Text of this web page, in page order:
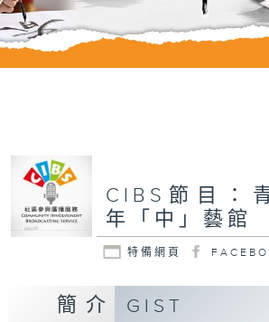
CIBS節目：
年「中」藝館
特備網頁
簡介 GIST